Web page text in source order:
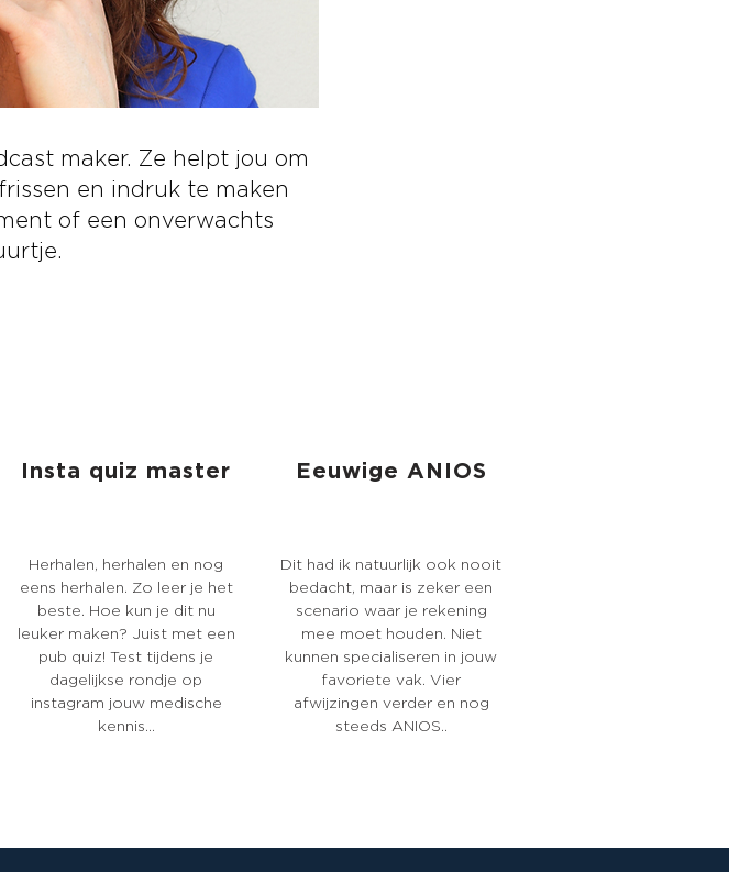
maker. Ze helpt jou om
en indruk te maken
of een onverwachts
Insta quiz master
Herhalen, herhalen en nog
eens herhalen. Zo leer je het
beste. Hoe kun je dit nu
leuker maken? Juist met een
pub quiz! Test tijdens je
dagelijkse rondje op
instagram jouw medische
kennis...
Eeuwige ANIOS
Dit had ik natuurlijk ook nooit
bedacht, maar is zeker een
scenario waar je rekening
mee moet houden. Niet
kunnen specialiseren in jouw
favoriete vak. Vier
afwijzingen verder en nog
steeds ANIOS..